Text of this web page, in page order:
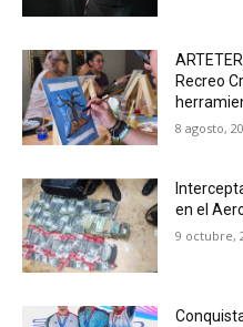
Recreo
8 agosto,
en el
9 octubre,